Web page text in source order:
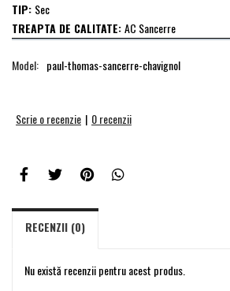
TIP: Sec
TREAPTA DE CALITATE:AC Sancerre
Model: paul-thomas-sancerre-chavignol
Scrie o recenzie | 0 recenzii
RECENZII (0)
Nu există recenzii pentru acest produs.